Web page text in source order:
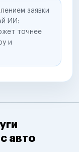
заявки
ИИ:
точнее
и
авто